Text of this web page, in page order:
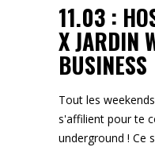
11.03 :
X JARDIN
BUSINESS
Tout les
s'affilient pour te
underground ! Ce